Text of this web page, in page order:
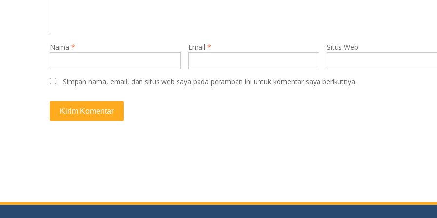
Nama * Email * Situs Web
Simpan nama, email, dan situs web saya pada peramban ini untuk komentar saya berikutnya.